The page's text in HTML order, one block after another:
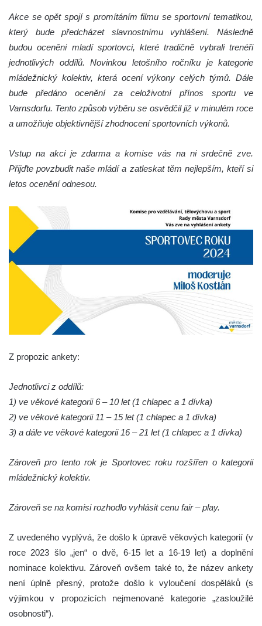
Akce se opět spojí s promítáním filmu se sportovní tematikou,
který bude předcházet slavnostnímu vyhlášení. Následně
budou oceněni mladí sportovci, které tradičně vybrali trenéři
jednotlivých oddílů. Novinkou letošního ročníku je kategorie
mládežnický kolektiv, která ocení výkony celých týmů. Dále
bude předáno ocenění za celoživotní přínos sportu ve
Varnsdorfu. Tento způsob výběru se osvědčil již v minulém roce
a umožňuje objektivnější zhodnocení sportovních výkonů.
Vstup na akci je zdarma a komise vás na ni srdečně zve.
Přijďte povzbudit naše mládí a zatleskat těm nejlepším, kteří si
letos ocenění odnesou.
Z propozic ankety:
Jednotlivci z oddílů:
1) ve věkové kategorii 6 – 10 let (1 chlapec a 1 dívka)
2) ve věkové kategorii 11 – 15 let (1 chlapec a 1 dívka)
3) a dále ve věkové kategorii 16 – 21 let (1 chlapec a 1 dívka)
Zároveň pro tento rok je Sportovec roku rozšířen o kategorii
mládežnický kolektiv.
Zároveň se na komisi rozhodlo vyhlásit cenu fair – play.
Z uvedeného vyplývá, že došlo k úpravě věkových kategorií (v
roce 2023 šlo „jen“ o dvě, 6-15 let a 16-19 let) a doplnění
nominace kolektivu. Zároveň ovšem také to, že název ankety
není úplně přesný, protože došlo k vyloučení dospěláků (s
výjimkou v propozicích nejmenované kategorie „zasloužilé
osobnosti“).